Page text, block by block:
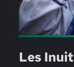
Les Inuit